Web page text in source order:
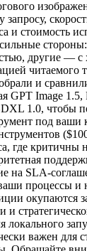
запросу,
и стоимость
другие —
читаемого
и
GPT Image
1.0, чтобы
под ваши
где критичны
на SLA-
процессы и
окупаются
и
важен для